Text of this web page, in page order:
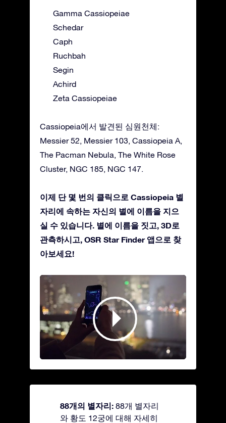
Gamma Cassiopeiae
Schedar
Caph
Ruchbah
Segin
Achird
Zeta Cassiopeiae
Cassiopeia에서 발견된 심원천체:
Messier 52, Messier 103, Cassiopeia A,
The Pacman Nebula, The White Rose
Cluster, NGC 185, NGC 147.
이제 단 몇 번의 클릭으로 Cassiopeia 별
자리에 속하는 자신의 별에 이름을 지으
실 수 있습니다. 별에 이름을 짓고, 3D로
관측하시고, OSR Star Finder 앱으로 찾
아보세요!
88개의 별자리: 88개 별자리
와 황도 12궁에 대해 자세히